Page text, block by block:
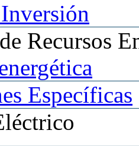
de Recursos
Específicas